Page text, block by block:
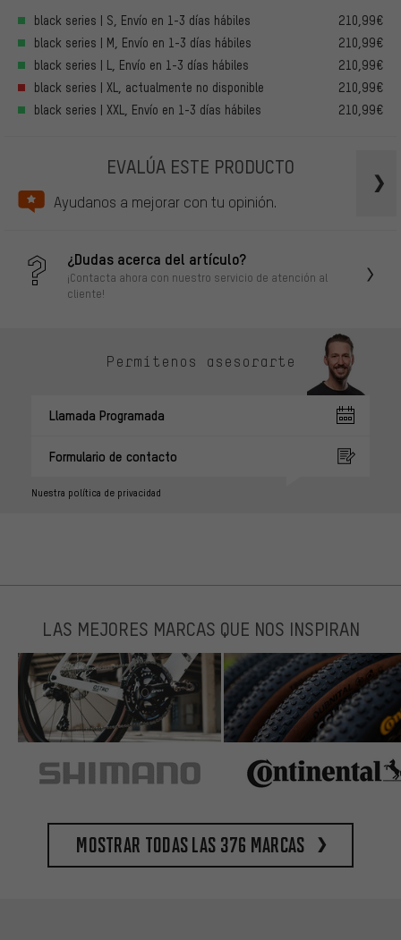
black series | S, Envío en 1-3 días hábiles
210,99€
black series | M, Envío en 1-3 días hábiles
210,99€
black series | L, Envío en 1-3 días hábiles
210,99€
black series | XL, actualmente no disponible
210,99€
black series | XXL, Envío en 1-3 días hábiles
210,99€
EVALÚA ESTE PRODUCTO
Ayudanos a mejorar con tu opinión.
¿Dudas acerca del artículo?
¡Contacta ahora con nuestro servicio de atención al
cliente!
Permítenos asesorarte
Llamada Programada
Formulario de contacto
Nuestra política de privacidad
LAS MEJORES MARCAS QUE NOS INSPIRAN
Mostrar todas las 376 marcas